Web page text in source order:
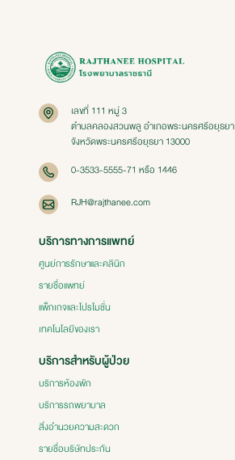
เลขที่ 111 หมู่ 3
ตำบลคลองสวนพลู อำเภอพระนครศรีอยุธยา
จังหวัดพระนครศรีอยุธยา 13000
0-3533-5555-71 หรือ 1446
RJH@rajthanee.com
บริการทางการแพทย์
ศูนย์การรักษาและคลินิก
รายชื่อแพทย์
แพ็กเกจและโปรโมชั่น
เทคโนโลยีของเรา
บริการสำหรับผู้ป่วย
บริการห้องพัก
บริการรถพยาบาล
สิ่งอำนวยความสะดวก
รายชื่อบริษัทประกัน